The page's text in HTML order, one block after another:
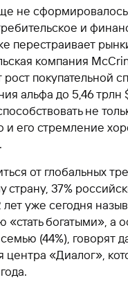
не сформировалось
и
перестраивает
компания
рост покупательной
альфа до 5,46 трлн
не
и его стремление
от глобальных
страну, 37%
лет уже сегодня
«стать богатыми», а
(44%), говорят
центра «Диалог»,